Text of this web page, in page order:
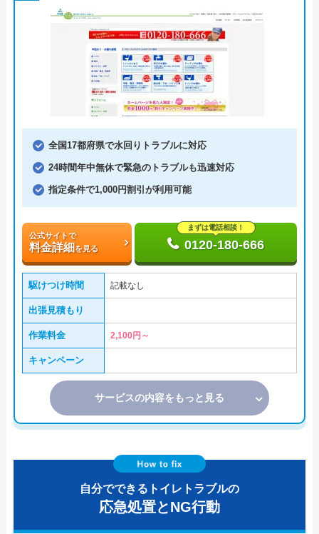
全国17都府県で水回りトラブルに対応
24時間年中無休で緊急のトラブルも迅速対応
指定条件で1,000円割引が利用可能
公式サイトで
料金詳細を見る
まずは電話相談！
0120-180-666
駆けつけ時間 記載なし
出張見積もり
作業料金 2,100円～
キャンペーン
サービスの内容をもっと見る
自分でできるトイレトラブルの
応急処置とNG行動